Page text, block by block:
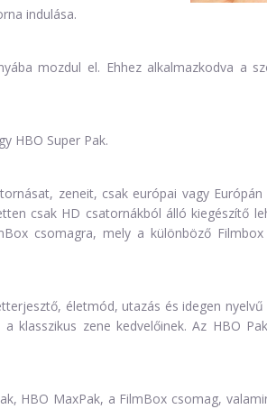
indulása.
mozdul el. Ehhez alkalmazkodva a
HBO Super Pak.
zeneit, csak európai vagy Európán
csak HD csatornákból álló kiegészítő
csomagra, mely a különböző
életmód, utazás és idegen nyelvű
zene kedvelőinek. Az HBO
HBO MaxPak, a FilmBox csomag,